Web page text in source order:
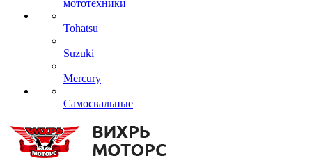
мототехники
Tohatsu
Suzuki
Mercury
Самосвальные